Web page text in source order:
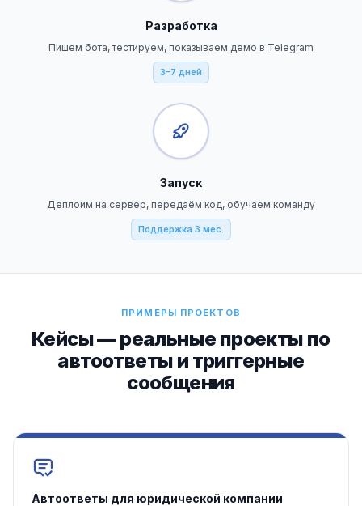
Разработка
Пишем бота, тестируем, показываем демо в Telegram
3–7 дней
Запуск
Деплоим на сервер, передаём код, обучаем команду
Поддержка 3 мес.
ПРИМЕРЫ ПРОЕКТОВ
Кейсы — реальные проекты по
автоответы и триггерные
сообщения
Автоответы для юридической компании